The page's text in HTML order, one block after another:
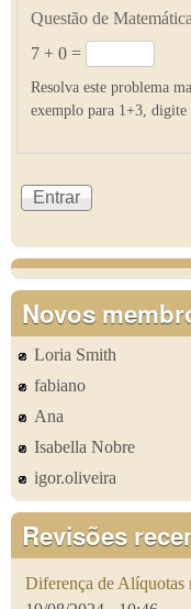
Questão de Matemática
7 + 0 =
Resolva este problema
exemplo para 1+3, digite
Novos
Loria Smith
fabiano
Ana
Isabella Nobre
igor.oliveira
Revisões
Diferença de Alíquotas